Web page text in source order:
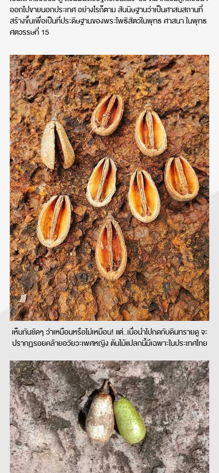
ออกไปขายนอกประเทศ อย่างไรก็ตาม สันนิษฐานว่าเป็นศาสนสถานที่
สร้างขึ้นเพื่อเป็นที่ประดิษฐานของพระโพธิสัตว์ในพุทธ ศาสนา ในพุทธ
ศตวรรษที่ 15
เห็นกันชัดๆ ว่าเหมือนหรือไม่เหมือน! แต่..เมื่อนำไปกดกับดินทรายดู จะ
ปรากฏรอยคล้ายอวัยวะเพศหญิง ต้นไม้แปลกนี้มีเฉพาะในประเทศไทย